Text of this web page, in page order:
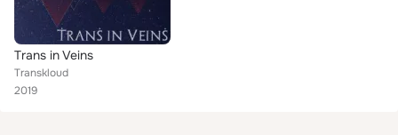
Trans in Veins
Transkloud
2019